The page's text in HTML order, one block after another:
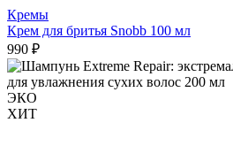
Кремы
Крем для бритья Snobb 100 мл
990 ₽
ЭКО
ХИТ